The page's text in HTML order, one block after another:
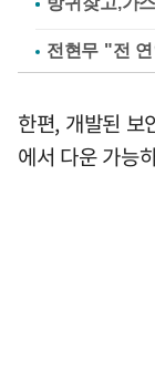
전현무 "전
한편, 개발된 보
에서 다운 가능